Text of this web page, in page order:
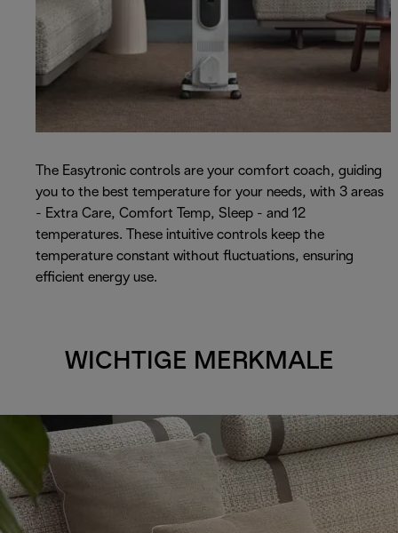
The Easytronic controls are your comfort coach, guiding
you to the best temperature for your needs, with 3 areas
- Extra Care, Comfort Temp, Sleep - and 12
temperatures. These intuitive controls keep the
temperature constant without fluctuations, ensuring
efficient energy use.
WICHTIGE MERKMALE